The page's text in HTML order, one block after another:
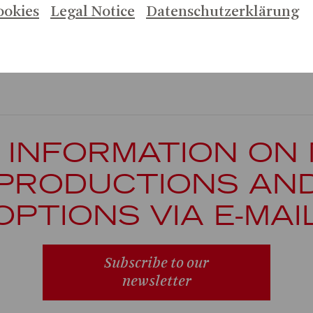
ON
VIA E-
Subscribe to our
newsletter
Legal Notice Datenschutzerklärung